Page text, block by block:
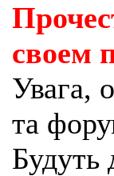
своем
Увага,
та
Будуть